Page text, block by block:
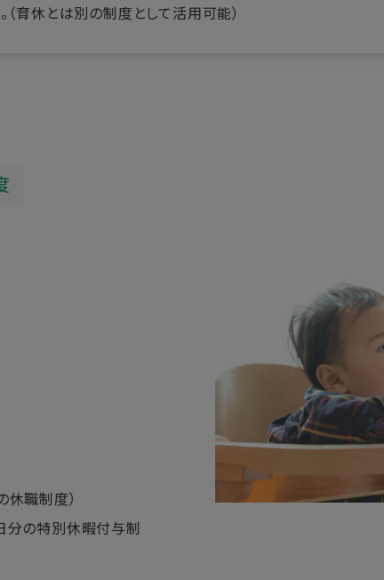
（育休とは別の制度として活用可能）
職制度）
分の特別休暇付与制